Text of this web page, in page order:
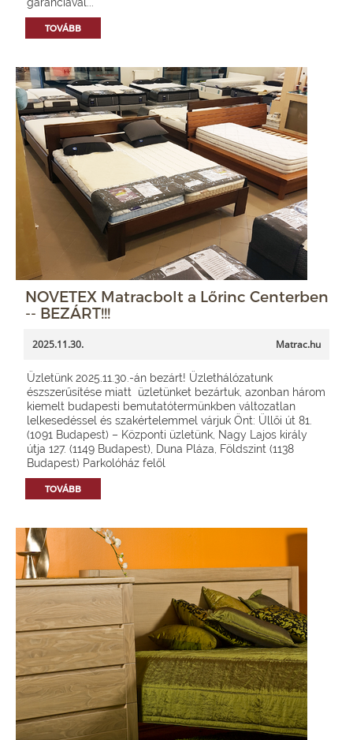
TOVÁBB
NOVETEX Matracbolt a Lőrinc Centerben
-- BEZÁRT!!!
2025.11.30. Matrac.hu
Üzletünk 2025.11.30.-án bezárt! Üzlethálózatunk
észszerűsítése miatt üzletünket bezártuk, azonban három
kiemelt budapesti bemutatótermünkben változatlan
lelkesedéssel és szakértelemmel várjuk Önt: Üllői út 81.
(1091 Budapest) – Központi üzletünk, Nagy Lajos király
útja 127. (1149 Budapest), Duna Pláza, Földszint (1138
Budapest) Parkolóház felől
TOVÁBB